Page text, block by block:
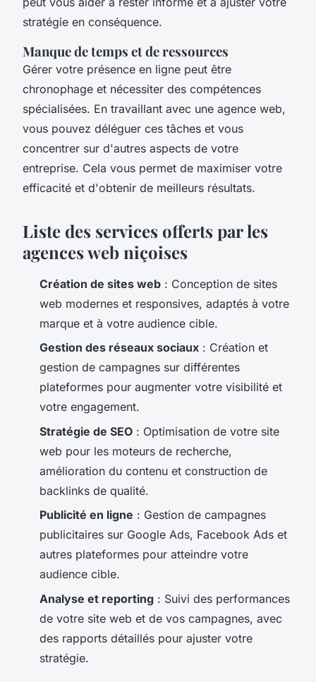
stratégie en conséquence.
Manque de temps et de ressources
Gérer votre présence en ligne peut être
chronophage et nécessiter des compétences
spécialisées. En travaillant avec une agence web,
vous pouvez déléguer ces tâches et vous
concentrer sur d'autres aspects de votre
entreprise. Cela vous permet de maximiser votre
efficacité et d'obtenir de meilleurs résultats.
Liste des services offerts par les
agences web niçoises
Création de sites web : Conception de sites
web modernes et responsives, adaptés à votre
marque et à votre audience cible.
Gestion des réseaux sociaux : Création et
gestion de campagnes sur différentes
plateformes pour augmenter votre visibilité et
votre engagement.
Stratégie de SEO : Optimisation de votre site
web pour les moteurs de recherche,
amélioration du contenu et construction de
backlinks de qualité.
Publicité en ligne : Gestion de campagnes
publicitaires sur Google Ads, Facebook Ads et
autres plateformes pour atteindre votre
audience cible.
Analyse et reporting : Suivi des performances
de votre site web et de vos campagnes, avec
des rapports détaillés pour ajuster votre
stratégie.